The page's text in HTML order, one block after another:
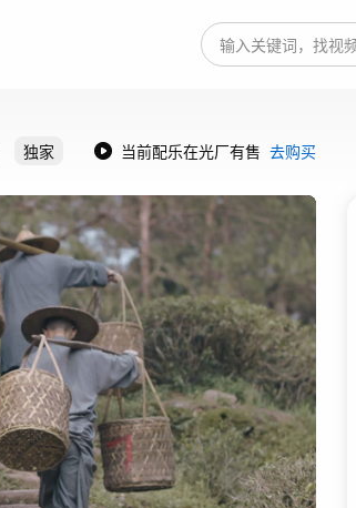
独家 当前配乐在光厂有售 去购买